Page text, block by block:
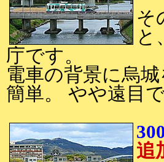
そ
と
庁です。
電車の背景に烏
簡単。 やや遠目
追